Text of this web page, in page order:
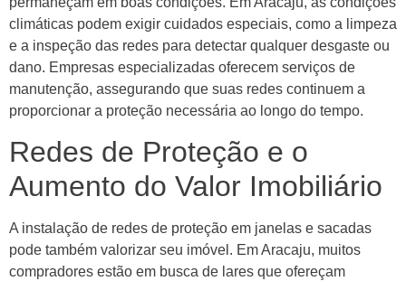
climáticas podem exigir cuidados especiais, como a limpeza
e a inspeção das redes para detectar qualquer desgaste ou
dano. Empresas especializadas oferecem serviços de
manutenção, assegurando que suas redes continuem a
proporcionar a proteção necessária ao longo do tempo.
Redes de Proteção e o
Aumento do Valor Imobiliário
A instalação de redes de proteção em janelas e sacadas
pode também valorizar seu imóvel. Em Aracaju, muitos
compradores estão em busca de lares que ofereçam